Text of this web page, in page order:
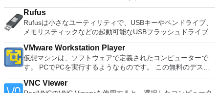
converter, spell check and word count feature. WPS Office
2016 Personal Edition supports switching language UI,File
Roaming and Docer online templates. Key features include:
Writer Efficient word processor. Presentation Multimedia
presentations creator. Spreadsheets Powerful tool for data
processing and analysis. 100% compatible with MS Office
document file types (.docx, .pptx, .xlsx, etc.). Thousands of
support (iOS and Android). WPS Cloud Storage included.
Add new effects with LADSPA plug-ins. And more!
以上を誇っています。かなり強力なコンピューターを所有して
いる場合、PCSX2は優れたエミュレーターです。また、この
アプリケーションはローエンドコンピューターのサポートも提
供するため、Playstation 2コンソールのすべての所有者は、
PCで動作するゲームを見ることができます。 PCSX2エミュレ
ーターを使用すると、PS2コントローラーを使用して、本物の
プレイステーション体験をシミュレートできます。このアプリ
ケーションでは、ディスクからゲームを直接実行することも、
ハードドライブからISOイメージとして実行することもできま
す。 主な機能は次のとおりです。 Savestates：ボタンを1つ
Rufus
Rufusは小さなユーティリティで、USBキーやペンドライブ、
メモリスティックなどの起動可能なUSBフラッシュドライブを
フォーマットおよび作成できます。 Rufusは、次のシナリオで
役立ちます。 Windows、Linux、およびUEFI用の起動可能な
ISOからUSBインストールメディアを作成する必要がある場
合。 OSがインストールされていないシステムで作業する必要
がある場合。 BIOSまたはその他のファームウェアをDOSから
フラッシュする必要がある場合。 低レベルのユーティリティ
VMware Workstation Player
仮想マシンは、ソフトウェアで定義されたコンピューターで
す。 PCでPCを実行するようなものです。 この無料のデスク
トップ仮想化ソフトウェアアプリケーションにより、VMware
Workstation、VMware Fusion、VMware Server、または
VNC Viewer